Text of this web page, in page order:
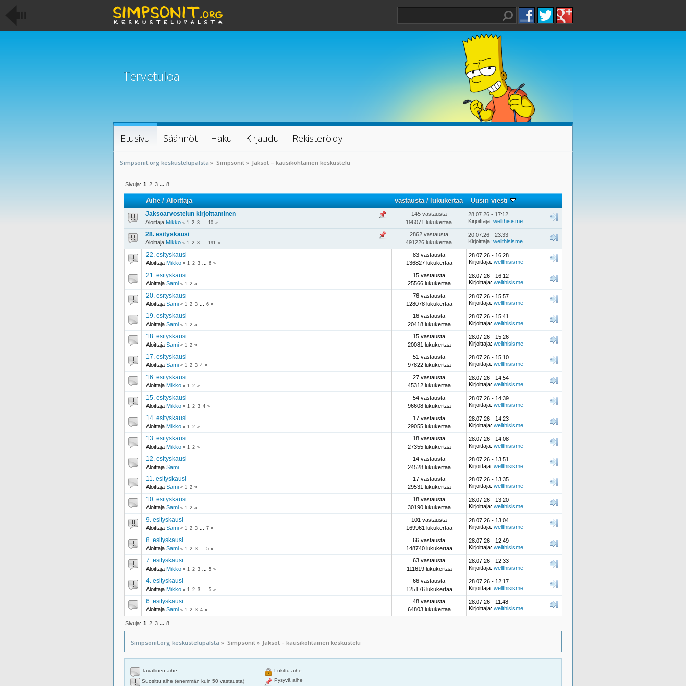
Tervetuloa
Etusivu Säännöt Haku Kirjaudu Rekisteröidy
Simpsonit.org keskustelupalsta » Simpsonit» Jaksot – kausikohtainen keskustelu
Sivuja: 1 2 3 ... 8
Aihe/Aloittaja vastausta/lukukertaa Uusin viesti
Jaksoarvostelun kirjoittaminen
Aloittaja Mikko « 1 2 3 10 »
145 vastausta
196071 lukukertaa
28.07.26 - 17:12
Kirjoittaja: wellthisisme
28. esityskausi
Aloittaja Mikko « 1 2 3 191 »
2862 vastausta
491226 lukukertaa
20.07.26 - 23:33
Kirjoittaja: wellthisisme
22. esityskausi
Aloittaja Mikko « 1 2 3 6 »
83 vastausta
136827 lukukertaa
28.07.26 - 16:28
Kirjoittaja: wellthisisme
21. esityskausi
Aloittaja Sami « 1 2 »
15 vastausta
25566 lukukertaa
28.07.26 - 16:12
Kirjoittaja: wellthisisme
20. esityskausi
Aloittaja Sami « 1 2 3 6 »
76 vastausta
128078 lukukertaa
28.07.26 - 15:57
Kirjoittaja: wellthisisme
19. esityskausi
Aloittaja Sami « 1 2 »
16 vastausta
20418 lukukertaa
28.07.26 - 15:41
Kirjoittaja: wellthisisme
18. esityskausi
Aloittaja Sami « 1 2 »
15 vastausta
20081 lukukertaa
28.07.26 - 15:26
Kirjoittaja: wellthisisme
17. esityskausi
Aloittaja Sami « 1 2 3 4 »
51 vastausta
97822 lukukertaa
28.07.26 - 15:10
Kirjoittaja: wellthisisme
16. esityskausi
Aloittaja Mikko « 1 2 »
27 vastausta
45312 lukukertaa
28.07.26 - 14:54
Kirjoittaja: wellthisisme
15. esityskausi
Aloittaja Mikko « 1 2 3 4 »
54 vastausta
96608 lukukertaa
28.07.26 - 14:39
Kirjoittaja: wellthisisme
14. esityskausi
Aloittaja Mikko « 1 2 »
17 vastausta
29055 lukukertaa
28.07.26 - 14:23
Kirjoittaja: wellthisisme
13. esityskausi
Aloittaja Mikko « 1 2 »
18 vastausta
27355 lukukertaa
28.07.26 - 14:08
Kirjoittaja: wellthisisme
12. esityskausi
Aloittaja Sami
14 vastausta
24528 lukukertaa
28.07.26 - 13:51
Kirjoittaja: wellthisisme
11. esityskausi
Aloittaja Sami « 1 2 »
17 vastausta
29531 lukukertaa
28.07.26 - 13:35
Kirjoittaja: wellthisisme
10. esityskausi
Aloittaja Sami « 1 2 »
18 vastausta
30190 lukukertaa
28.07.26 - 13:20
Kirjoittaja: wellthisisme
9. esityskausi
Aloittaja Sami « 1 2 3 7 »
101 vastausta
169961 lukukertaa
28.07.26 - 13:04
Kirjoittaja: wellthisisme
8. esityskausi
Aloittaja Sami « 1 2 3 5 »
66 vastausta
148740 lukukertaa
28.07.26 - 12:49
Kirjoittaja: wellthisisme
7. esityskausi
Aloittaja Mikko « 1 2 3 5 »
63 vastausta
111619 lukukertaa
28.07.26 - 12:33
Kirjoittaja: wellthisisme
4. esityskausi
Aloittaja Mikko « 1 2 3 5 »
66 vastausta
125176 lukukertaa
28.07.26 - 12:17
Kirjoittaja: wellthisisme
6. esityskausi
Aloittaja Sami « 1 2 3 4 »
48 vastausta
64803 lukukertaa
28.07.26 - 11:48
Kirjoittaja: wellthisisme
Sivuja: 1 2 3 ... 8
Simpsonit.org keskustelupalsta » Simpsonit» Jaksot – kausikohtainen keskustelu
Tavallinen aihe
Suosittu aihe (enemmän kuin 50 vastausta)
Lukittu aihe
Pysyvä aihe